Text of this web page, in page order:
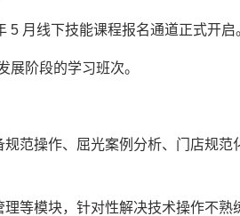
月线下技能课程报名通道正式开启
展阶段的学习班次。
范操作、屈光案例分析、门店规范
等模块，针对性解决技术操作不熟